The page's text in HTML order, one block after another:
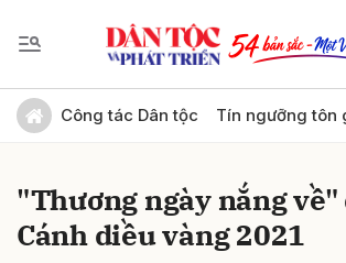
Công tác Dân tộc Tín ngưỡng tôn
"Thương ngày nắng
Cánh diều vàng 2021
Gửi bình luận